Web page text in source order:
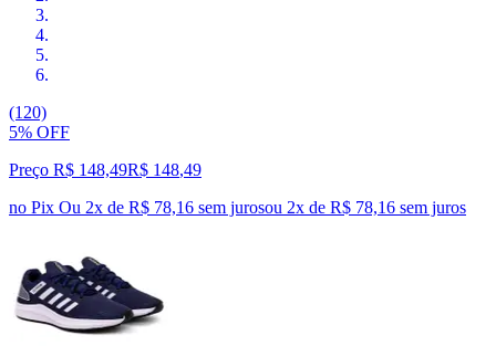
(120)
5% OFF
Preço R$ 148,49R$ 148,49
no Pix Ou 2x de R$ 78,16 sem jurosou 2x de R$ 78,16 sem juros